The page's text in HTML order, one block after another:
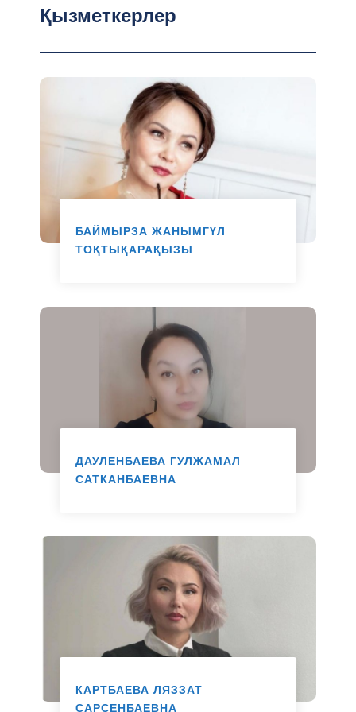
Қызметкерлер
БАЙМЫРЗА ЖАНЫМГҮЛ
ТОҚТЫҚАРАҚЫЗЫ
ДАУЛЕНБАЕВА ГУЛЖАМАЛ
САТКАНБАЕВНА
КАРТБАЕВА ЛЯЗЗАТ
САРСЕНБАЕВНА